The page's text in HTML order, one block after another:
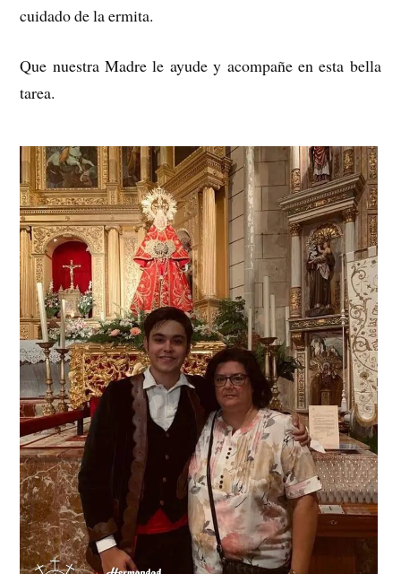
cuidado de la ermita.
Que nuestra Madre le ayude y acompañe en esta bella
tarea.